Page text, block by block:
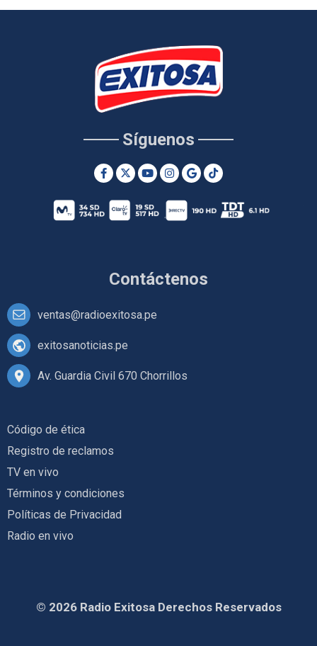
Contáctenos
ventas@radioexitosa.pe
exitosanoticias.pe
Av. Guardia Civil 670 Chorrillos
Síguenos
Código de ética
Registro de reclamos
TV en vivo
Términos y condiciones
Políticas de Privacidad
Radio en vivo
© 2026 Radio Exitosa Derechos Reservados